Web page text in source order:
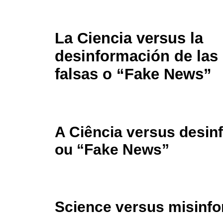
La Ciencia versus la
desinformación de
falsas o “Fake News”
A Ciência versus
ou “Fake News”
Science versus